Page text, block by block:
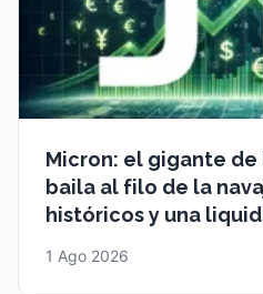
Micron: el gigante de
baila al filo de la
históricos y una
1 Ago 2026